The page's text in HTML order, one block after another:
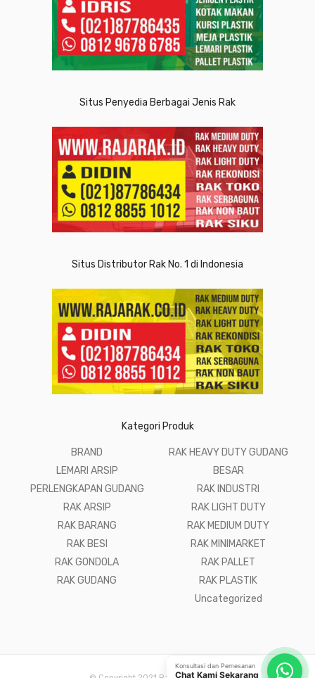
Situs Penyedia Berbagai Jenis Rak
Situs Distributor Rak No. 1 di Indonesia
Kategori Produk
BRAND
LEMARI ARSIP
PERLENGKAPAN GUDANG
RAK ARSIP
RAK BARANG
RAK BESI
RAK GONDOLA
RAK GUDANG
RAK HEAVY DUTY GUDANG
BESAR
RAK INDUSTRI
RAK LIGHT DUTY
RAK MEDIUM DUTY
RAK MINIMARKET
RAK PALLET
RAK PLASTIK
Uncategorized
Konsultasi dan Pemesanan
Chat Kami Sekarang